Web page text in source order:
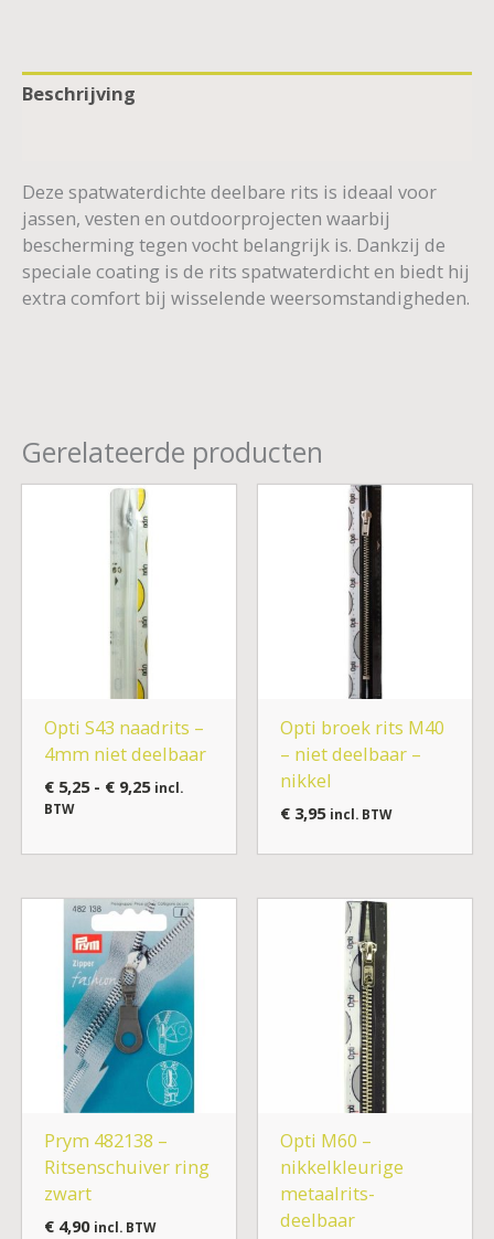
Beschrijving
Deze spatwaterdichte deelbare rits is ideaal voor
jassen, vesten en outdoorprojecten waarbij
bescherming tegen vocht belangrijk is. Dankzij de
speciale coating is de rits spatwaterdicht en biedt hij
extra comfort bij wisselende weersomstandigheden.
Gerelateerde producten
Opti S43 naadrits –
4mm niet deelbaar
€5,25 - €9,25 incl.
BTW
Opti broek rits M40
– niet deelbaar –
nikkel
€3,95 incl. BTW
Prym 482138 –
Ritsenschuiver ring
zwart
€4,90 incl. BTW
Opti M60 –
nikkelkleurige
metaalrits-
deelbaar